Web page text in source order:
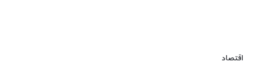
اقتصاد